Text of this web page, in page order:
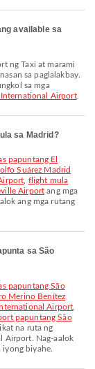
available sa
sa paglalakbay.
sa mga
Airport.
sa Madrid?
papuntang El
Suárez Madrid
flight mula
Airport ang mga
ang mga rutang
sa São
papuntang São
Merino Benítez
Airport
papuntang São
na ruta ng
Airport. Nag-aalok
biyahe.